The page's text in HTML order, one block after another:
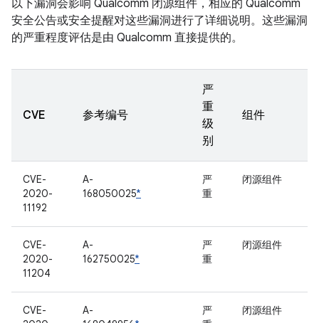
以下漏洞会影响 Qualcomm 闭源组件，相应的 Qualcomm
安全公告或安全提醒对这些漏洞进行了详细说明。这些漏洞
的严重程度评估是由 Qualcomm 直接提供的。
CVE 参考编号
严
重
级
别
组件
CVE-
2020-
11192
A-
168050025*
严
重
闭源组件
CVE-
2020-
11204
A-
162750025*
严
重
闭源组件
CVE-
A-
严
闭源组件